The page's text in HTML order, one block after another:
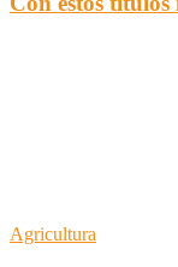
Agricultura